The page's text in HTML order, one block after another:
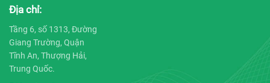
Địa chỉ:
Tầng 6, số 1313, Đường
Giang Trường, Quận
Tĩnh An, Thượng Hải,
Trung Quốc.